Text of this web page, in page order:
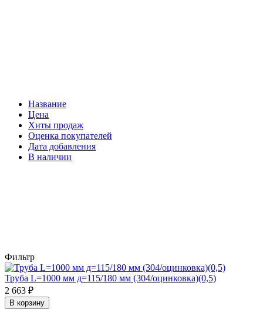
Название
Цена
Хиты продаж
Оценка покупателей
Дата добавления
В наличии
Фильтр
Труба L=1000 мм д=115/180 мм (304/оцинковка)(0,5)
2 663 ₽
В корзину